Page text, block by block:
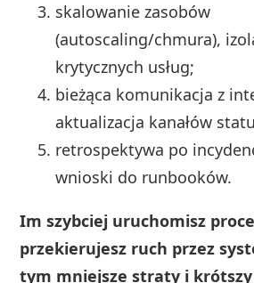
skalowanie zasobów
(autoscaling/chmura),
krytycznych usług;
bieżąca komunikacja z
aktualizacja kanałów
retrospektywa po
wnioski do runbooków.
Im szybciej uruchomisz
przekierujesz ruch przez
tym mniejsze straty i